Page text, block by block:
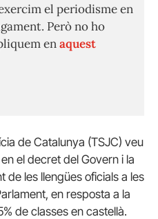
el periodisme en
Però no ho
enaquest
de Catalunya (TSJC) veu
el decret del Govern i la
de les llengües oficials a les
en resposta a la
de classes en castellà.